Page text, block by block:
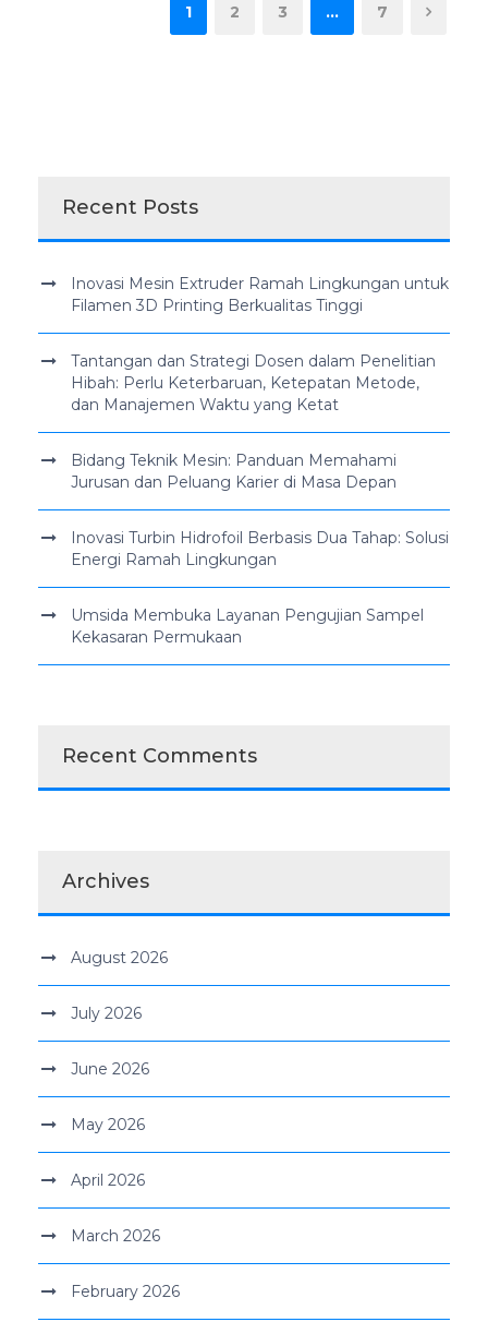
1 2 3 … 7
Recent Posts
Inovasi Mesin Extruder Ramah Lingkungan untuk
Filamen 3D Printing Berkualitas Tinggi
Tantangan dan Strategi Dosen dalam Penelitian
Hibah: Perlu Keterbaruan, Ketepatan Metode,
dan Manajemen Waktu yang Ketat
Bidang Teknik Mesin: Panduan Memahami
Jurusan dan Peluang Karier di Masa Depan
Inovasi Turbin Hidrofoil Berbasis Dua Tahap: Solusi
Energi Ramah Lingkungan
Umsida Membuka Layanan Pengujian Sampel
Kekasaran Permukaan
Recent Comments
Archives
August 2026
July 2026
June 2026
May 2026
April 2026
March 2026
February 2026